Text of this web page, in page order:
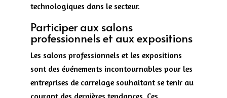
technologiques dans le secteur.
Participer aux salons
professionnels et aux expositions
Les salons professionnels et les expositions
sont des événements incontournables pour les
entreprises de carrelage souhaitant se tenir au
courant des dernières tendances. Ces